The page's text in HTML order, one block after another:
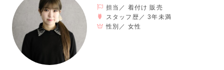
担当／ 着付け 販売
スタッフ歴／ 3年未満
性別／ 女性